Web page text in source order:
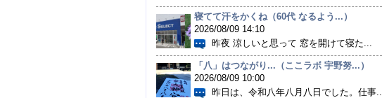
寝てて汗をかくね（60代 なるよう...）
2026/08/09 14:10
昨夜 涼しいと思って 窓を開けて寝た...
「八」はつながり...（ここラボ 宇野努...）
2026/08/09 10:00
昨日は、令和八年八月八日でした。仕事...